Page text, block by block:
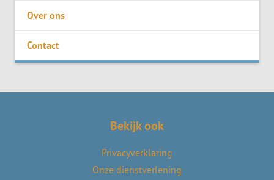
Over ons
Contact
Bekijk ook
Privacyverklaring
Onze dienstverlening